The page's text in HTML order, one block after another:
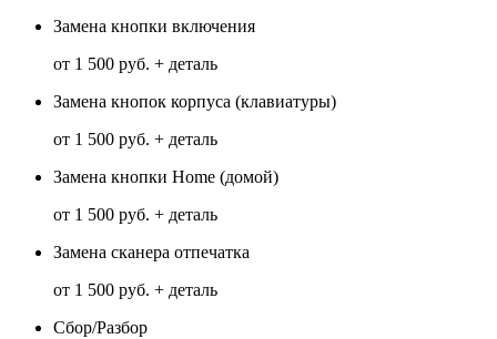
Замена кнопки включения
от 1 500 руб. + деталь
Замена кнопок корпуса (клавиатуры)
от 1 500 руб. + деталь
Замена кнопки Home (домой)
от 1 500 руб. + деталь
Замена сканера отпечатка
от 1 500 руб. + деталь
Сбор/Разбор